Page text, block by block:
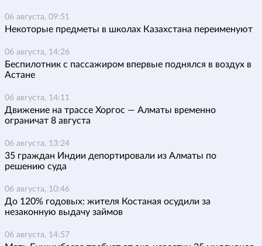
06 августа, 09:51
Некоторые предметы в школах Казахстана переименуют
06 августа, 14:26
Беспилотник с пассажиром впервые поднялся в воздух в
Астане
06 августа, 14:11
Движение на трассе Хоргос — Алматы временно
ограничат 8 августа
06 августа, 13:24
35 граждан Индии депортировали из Алматы по
решению суда
06 августа, 10:46
До 120% годовых: жителя Костаная осудили за
незаконную выдачу займов
06 августа, 14:57